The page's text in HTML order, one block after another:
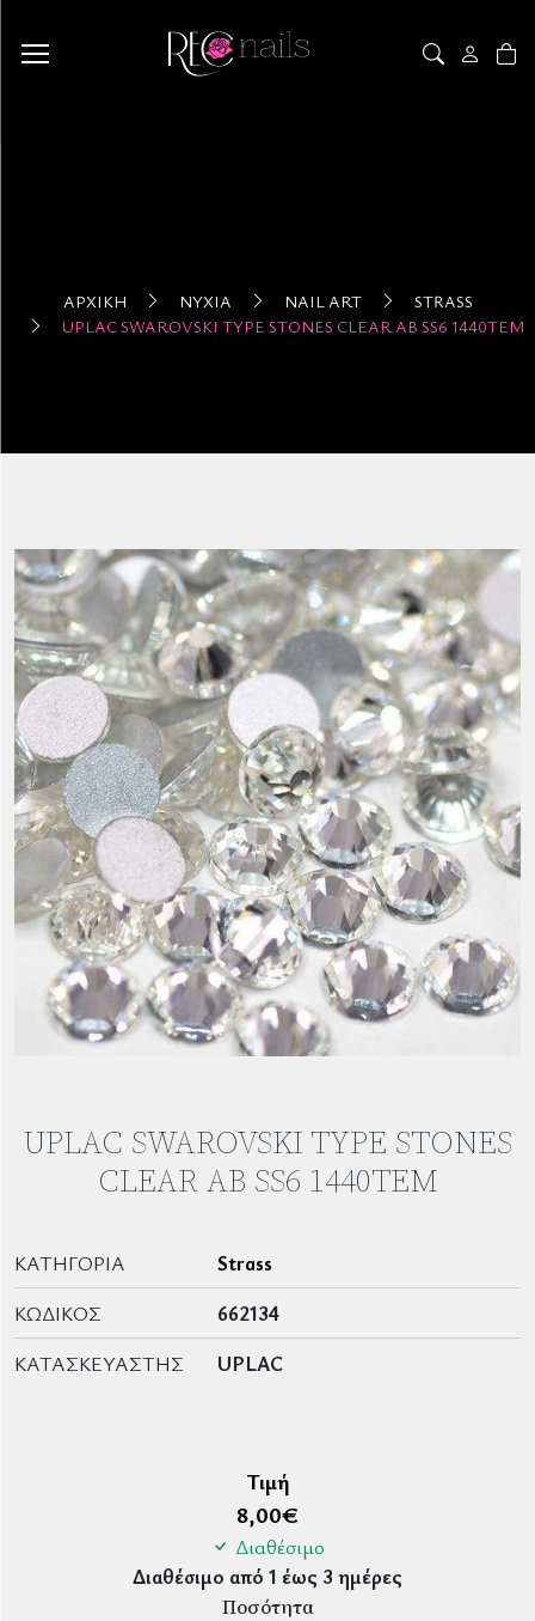
ΑΡΧΙΚΉ ΝΎΧΙΑ NAIL ART
STRASS
UPLAC SWAROVSKI TYPE STONES CLEAR AB SS6 1440ΤΕΜ
UPLAC SWAROVSKI TYPE STONES
CLEAR AB SS6 1440ΤΕΜ
ΚΑΤΗΓΟΡΊΑ
Strass
ΚΩΔΙΚΌΣ
662134
ΚΑΤΑΣΚΕΥΑΣΤΉΣ
UPLAC
Τιμή
8,00€
Διαθέσιμο
Διαθέσιμο από 1 έως 3 ημέρες
Ποσότητα